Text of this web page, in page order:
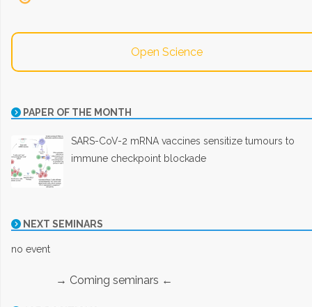
Open Science
PAPER OF THE MONTH
SARS-CoV-2 mRNA vaccines sensitize tumours to
immune checkpoint blockade
NEXT SEMINARS
no event
→ Coming seminars ←